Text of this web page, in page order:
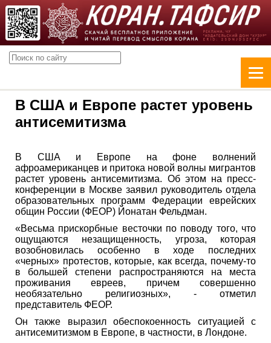
В США и Европе растет уровень
антисемитизма
В США и Европе на фоне волнений
афроамериканцев и притока новой волны мигрантов
растет уровень антисемитизма. Об этом на пресс-
конференции в Москве заявил руководитель отдела
образовательных программ Федерации еврейских
общин России (ФЕОР) Йонатан Фельдман.
«Весьма прискорбные весточки по поводу того, что
ощущаются незащищенность, угроза, которая
возобновилась особенно в ходе последних
«черных» протестов, которые, как всегда, почему-то
в большей степени распространяются на места
проживания евреев, причем совершенно
необязательно религиозных», - отметил
представитель ФЕОР.
Он также выразил обеспокоенность ситуацией с
антисемитизмом в Европе, в частности, в Лондоне.